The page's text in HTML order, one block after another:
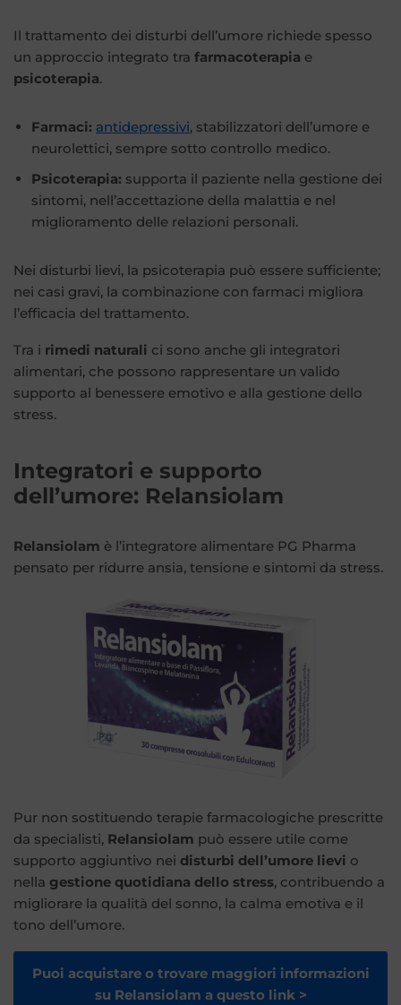
Il trattamento dei disturbi dell’umore richiede spesso
un approccio integrato tra farmacoterapia e
psicoterapia.
Farmaci: antidepressivi, stabilizzatori dell’umore e
neurolettici, sempre sotto controllo medico.
Psicoterapia: supporta il paziente nella gestione dei
sintomi, nell’accettazione della malattia e nel
miglioramento delle relazioni personali.
Nei disturbi lievi, la psicoterapia può essere sufficiente;
nei casi gravi, la combinazione con farmaci migliora
l’efficacia del trattamento.
Tra i rimedi naturali ci sono anche gli integratori
alimentari, che possono rappresentare un valido
supporto al benessere emotivo e alla gestione dello
stress.
Integratori e supporto
dell’umore: Relansiolam
Relansiolam è l’integratore alimentare PG Pharma
pensato per ridurre ansia, tensione e sintomi da stress.
Pur non sostituendo terapie farmacologiche prescritte
da specialisti, Relansiolam può essere utile come
supporto aggiuntivo nei disturbi dell’umore lievi o
nella gestione quotidiana dello stress, contribuendo a
migliorare la qualità del sonno, la calma emotiva e il
tono dell’umore.
Puoi acquistare o trovare maggiori informazioni
su Relansiolam a questo link >